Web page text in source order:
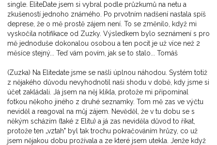
single. EliteDate jsem si vybral podle průzkumů na netu a
zkušeností jednoho známého. Po prvotním nadšení nastala spíš
deprese, že o mě prostě zájem není. To se změnilo, když mi
vyskočila notifikace od Zuzky. Výsledkem bylo seznámení s pro
mě jednoduše dokonalou osobou a ten pocit je už více než 2
měsíce stejný... Teď vám povím, jak se to stalo... Tomáš
(Zuzka) Na Elitedate jsme se našli úplnou náhodou. Systém totiž
z nějakého důvodu nevyhodnotil naši shodu v době, kdy jsme si
účet zakládali. Já jsem na něj klikla, protože mi připomínal
fotkou někoho jiného z druhé seznamky. Tom mě zas ve výčtu
neviděl a reagoval na můj zájem. Nevěděl, že v tu dobu se s
někým scházím (také z Elitu) a já zas neviděla důvod to říkat,
protože ten „vztah" byl tak trochu pokračováním hrůzy, co už
jsem nějakou dobu prožívala a ze které jsem utekla. Jenže když